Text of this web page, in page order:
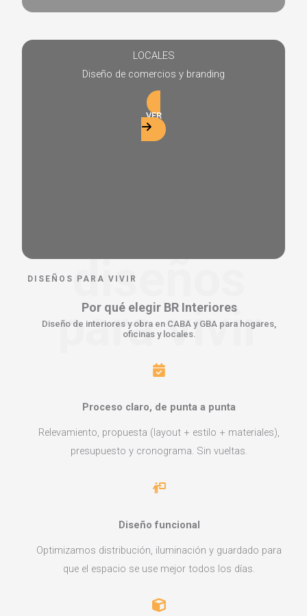
LOCALES
Diseño de comercios y branding
VER
diseños
para vivir
DISEÑOS PARA VIVIR
Por qué elegir BR Interiores
Diseño de interiores y obra en CABA y GBA para hogares,
oficinas y locales.
Proceso claro, de punta a punta
Relevamiento, propuesta (layout + estilo + materiales),
presupuesto y cronograma. Sin vueltas.
Diseño funcional
Optimizamos distribución, iluminación y guardado para
que el espacio se use mejor todos los días.